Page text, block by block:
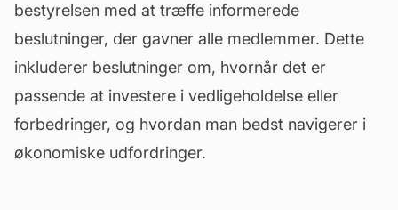
bestyrelsen med at træffe informerede
beslutninger, der gavner alle medlemmer. Dette
inkluderer beslutninger om, hvornår det er
passende at investere i vedligeholdelse eller
forbedringer, og hvordan man bedst navigerer i
økonomiske udfordringer.